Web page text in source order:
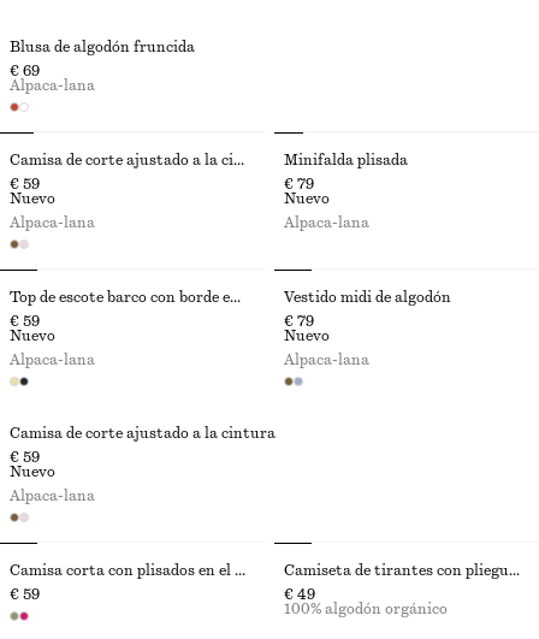
Blusa de algodón fruncida
€ 69
Alpaca-lana
Camisa de corte ajustado a la cintura
€ 59
Nuevo
Alpaca-lana
Minifalda plisada
€ 79
Nuevo
Alpaca-lana
Camisa de corte ajustado a la cintura
€ 59
Nuevo
Alpaca-lana
Top de escote barco con borde enrollado
€ 59
Nuevo
Alpaca-lana
Vestido midi de algodón
€ 79
Nuevo
Alpaca-lana
Camisa corta con plisados en el bajo
€ 59
Camiseta de tirantes con pliegues de caja
€ 49
100% algodón orgánico